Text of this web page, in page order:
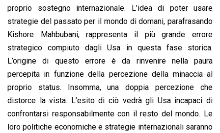
proprio sostegno internazionale. L’idea di poter usare
strategie del passato per il mondo di domani, parafrasando
Kishore Mahbubani, rappresenta il più grande errore
strategico compiuto dagli Usa in questa fase storica.
L’origine di questo errore è da rinvenire nella paura
percepita in funzione della percezione della minaccia al
proprio status. Insomma, una doppia percezione che
distorce la vista. L’esito di ciò vedrà gli Usa incapaci di
confrontarsi responsabilmente con il resto del mondo. Le
loro politiche economiche e strategie internazionali saranno